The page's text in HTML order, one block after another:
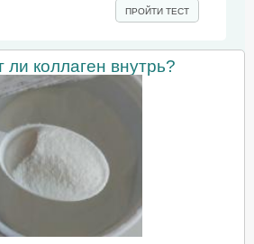
ПРОЙТИ ТЕСТ
ли коллаген внутрь?